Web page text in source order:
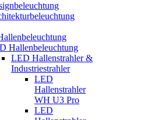
Hallenbeleuchtung
LED Hallenstrahler &
Industriestrahler
LED
Hallenstrahler
WH U3 Pro
LED